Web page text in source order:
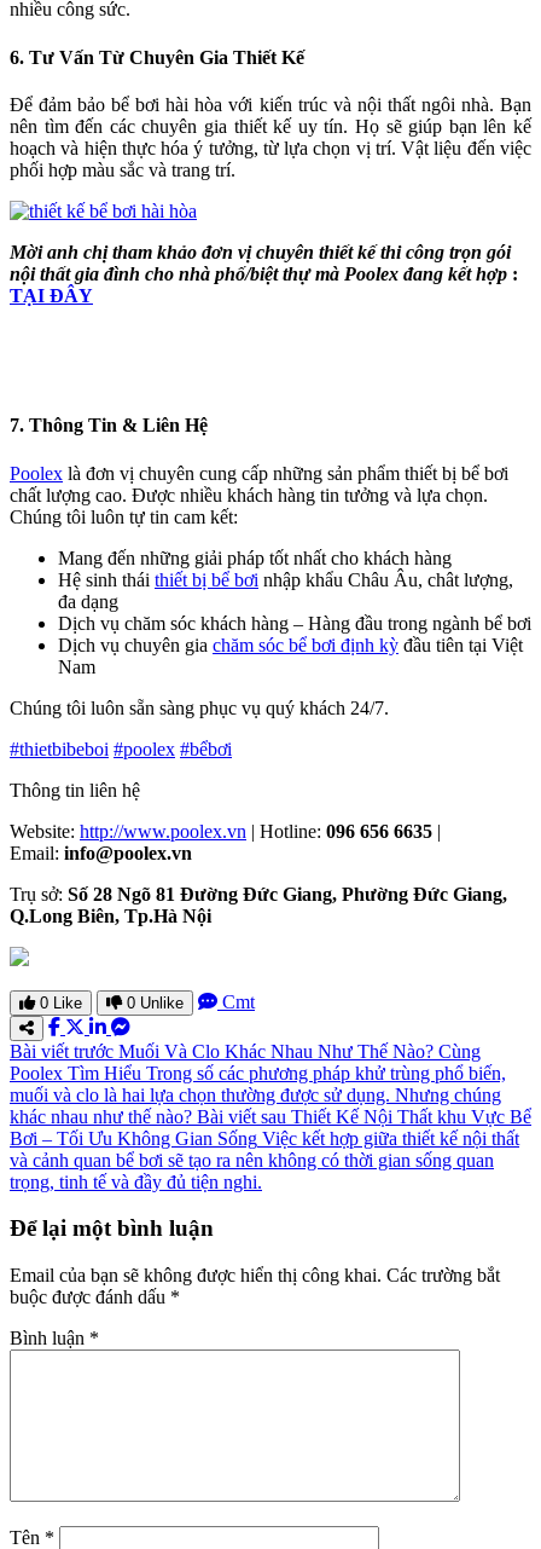
nhiều công sức.
6. Tư Vấn Từ Chuyên Gia Thiết Kế
Để đảm bảo bể bơi hài hòa với kiến trúc và nội thất ngôi nhà. Bạn
nên tìm đến các chuyên gia thiết kế uy tín. Họ sẽ giúp bạn lên kế
hoạch và hiện thực hóa ý tưởng, từ lựa chọn vị trí. Vật liệu đến việc
phối hợp màu sắc và trang trí.
Mời anh chị tham khảo đơn vị chuyên thiết kế thi công trọn gói
nội thất gia đình cho nhà phố/biệt thự mà Poolex đang kết hợp :
TẠI ĐÂY
7. Thông Tin & Liên Hệ
Poolex là đơn vị chuyên cung cấp những sản phẩm thiết bị bể bơi
chất lượng cao. Được nhiều khách hàng tin tưởng và lựa chọn.
Chúng tôi luôn tự tin cam kết:
Mang đến những giải pháp tốt nhất cho khách hàng
Hệ sinh thái thiết bị bể bơi nhập khẩu Châu Âu, chât lượng,
đa dạng
Dịch vụ chăm sóc khách hàng – Hàng đầu trong ngành bể bơi
Dịch vụ chuyên gia chăm sóc bể bơi định kỳ đầu tiên tại Việt
Nam
Chúng tôi luôn sẵn sàng phục vụ quý khách 24/7.
#thietbibeboi #poolex #bểbơi
Thông tin liên hệ
Website: http://www.poolex.vn | Hotline: 096 656 6635 |
Email: info@poolex.vn
Trụ sở: Số 28 Ngõ 81 Đường Đức Giang, Phường Đức Giang,
Q.Long Biên, Tp.Hà Nội
0 Like 0 Unlike Cmt
Bài viết trước Muối Và Clo Khác Nhau Như Thế Nào? Cùng
Poolex Tìm Hiểu Trong số các phương pháp khử trùng phổ biến,
muối và clo là hai lựa chọn thường được sử dụng. Nhưng chúng
khác nhau như thế nào? Bài viết sau Thiết Kế Nội Thất khu Vực Bể
Bơi – Tối Ưu Không Gian Sống Việc kết hợp giữa thiết kế nội thất
và cảnh quan bể bơi sẽ tạo ra nên không có thời gian sống quan
trọng, tinh tế và đầy đủ tiện nghi.
Để lại một bình luận
Email của bạn sẽ không được hiển thị công khai. Các trường bắt
buộc được đánh dấu *
Bình luận *
Tên *